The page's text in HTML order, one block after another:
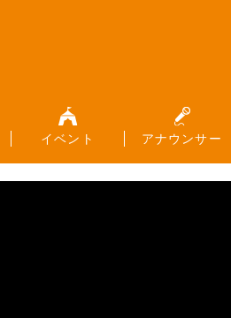
イベント アナウンサー